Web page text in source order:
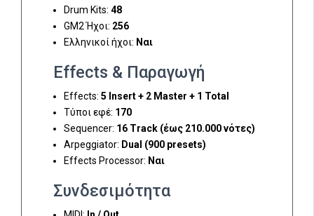
Drum Kits: 48
GM2 Ήχοι: 256
Ελληνικοί ήχοι: Ναι
Effects & Παραγωγή
Effects: 5 Insert + 2 Master + 1 Total
Τύποι εφέ: 170
Sequencer: 16 Track (έως 210.000 νότες)
Arpeggiator: Dual (900 presets)
Effects Processor: Ναι
Συνδεσιμότητα